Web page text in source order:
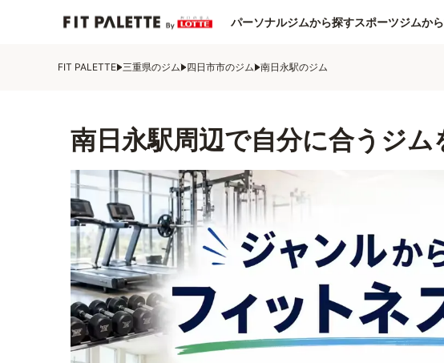
パーソナルジムから探すスポーツジムか
FIT PALETTE 三重県のジム 四日市市のジム 南日永駅のジム
南日永駅周辺で自分に合うジム